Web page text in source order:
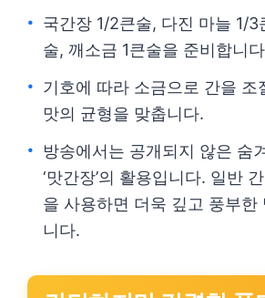
국간장 1/2큰술, 다진 마늘 1/3
술, 깨소금 1큰술을 준비합니
기호에 따라 소금으로 간을 조
맛의 균형을 맞춥니다.
방송에서는 공개되지 않은 숨
‘맛간장’의 활용입니다. 일반
을 사용하면 더욱 깊고 풍부한
니다.